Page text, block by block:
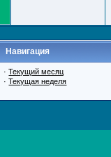
Навигация
·Текущий месяц
·Текущая неделя